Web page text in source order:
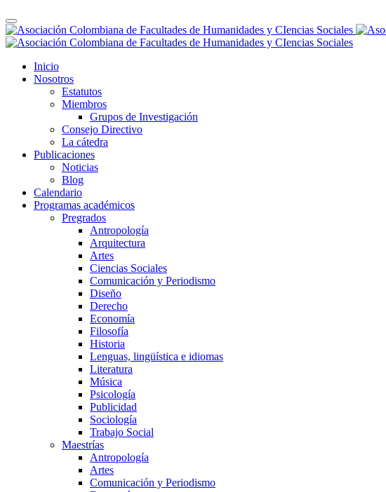
Inicio
Nosotros
Estatutos
Miembros
Grupos de Investigación
Consejo Directivo
La cátedra
Publicaciones
Noticias
Blog
Calendario
Programas académicos
Pregrados
Antropología
Arquitectura
Artes
Ciencias Sociales
Comunicación y Periodismo
Diseño
Derecho
Economía
Filosofía
Historia
Lenguas, lingüística e idiomas
Literatura
Música
Psicología
Publicidad
Sociología
Trabajo Social
Maestrías
Antropología
Artes
Comunicación y Periodismo